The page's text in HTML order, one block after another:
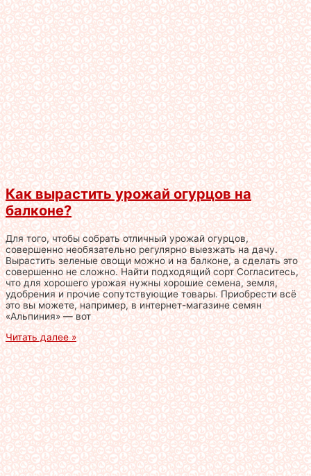
Как вырастить урожай огурцов на
балконе?
Для того, чтобы собрать отличный урожай огурцов,
совершенно необязательно регулярно выезжать на дачу.
Вырастить зеленые овощи можно и на балконе, а сделать это
совершенно не сложно. Найти подходящий сорт Согласитесь,
что для хорошего урожая нужны хорошие семена, земля,
удобрения и прочие сопутствующие товары. Приобрести всё
это вы можете, например, в интернет-магазине семян
«Альпиния» — вот
Читать далее »